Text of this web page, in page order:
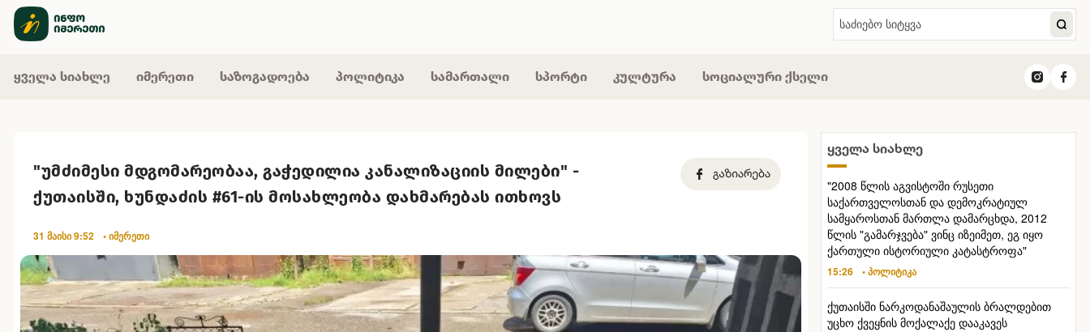
ყველა სიახლე იმერეთი საზოგადოება პოლიტიკა სამართალი სპორტი კულტურა სოციალური ქსელი
"უმძიმესი მდგომარეობაა, გაჭედილია კანალიზაციის მილები" -
ქუთაისში, ხუნდაძის #61-ის მოსახლეობა დახმარებას ითხოვს
31 მაისი 9:52 • იმერეთი
ყველა სიახლე
"2008 წლის აგვისტოში რუსეთი
საქართველოსთან და დემოკრატიულ
სამყაროსთან მართლა დამარცხდა, 2012
წლის "გამარჯვება" ვინც იზეიმეთ, ეგ იყო
ქართული ისტორიული კატასტროფა"
15:26 • პოლიტიკა
ქუთაისში ნარკოდანაშაულის ბრალდებით
უცხო ქვეყნის მოქალაქე დააკავეს